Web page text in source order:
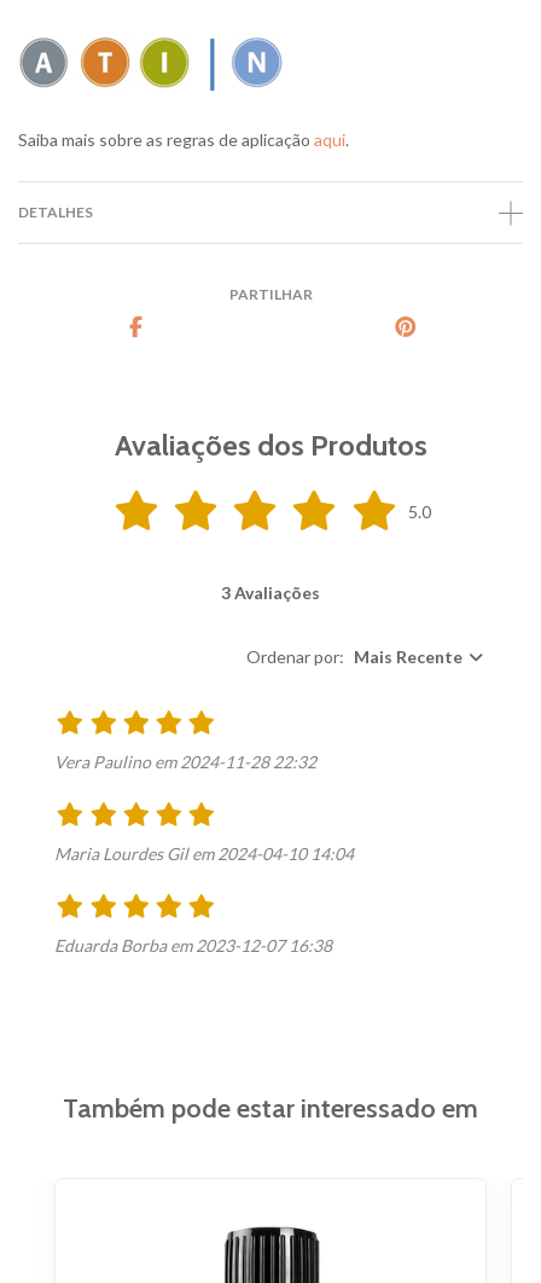
Saiba mais sobre as regras de aplicação aqui.
DETALHES
PARTILHAR
Avaliações dos Produtos
5.0
3 Avaliações
Ordenar por: Mais Recente
Vera Paulino em 2024-11-28 22:32
Maria Lourdes Gil em 2024-04-10 14:04
Eduarda Borba em 2023-12-07 16:38
Também pode estar interessado em